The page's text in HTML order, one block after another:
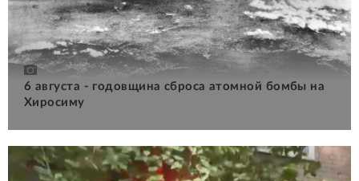
6 августа - годовщина сброса атомной бомбы на
Хиросиму